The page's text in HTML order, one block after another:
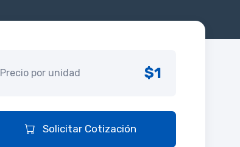
Precio por unidad $1
Solicitar Cotización